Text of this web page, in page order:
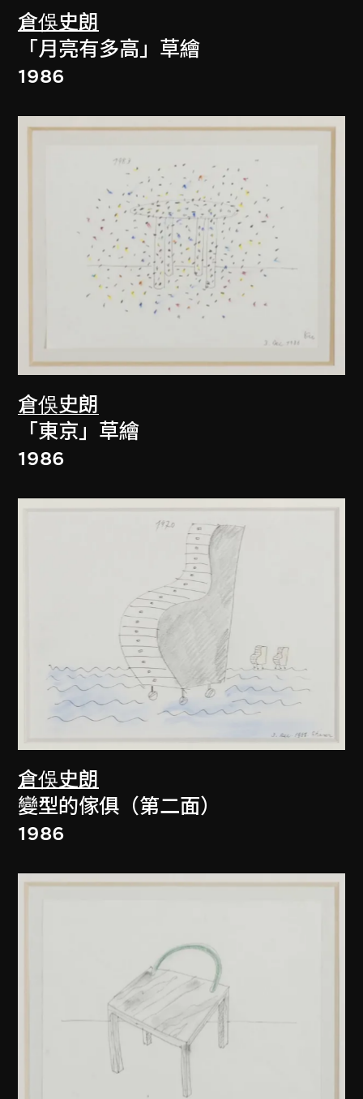
倉俁史朗
「月亮有多高」草繪
1986
倉俁史朗
「東京」草繪
1986
倉俁史朗
變型的傢俱（第二面）
1986